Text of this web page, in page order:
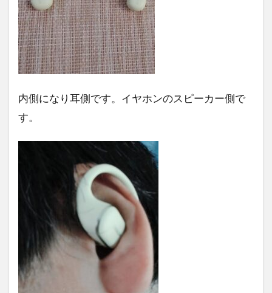
内側になり耳側です。イヤホンのスピーカー側で
す。